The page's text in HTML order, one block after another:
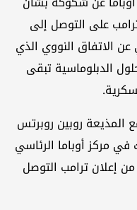
على التوصل إلى
الاتفاق النووي الذي
مؤكداً أن الحلول الدبلوماسية تبقى
المذيعة روبين روبرتس
في مركز أوباما الرئاسي
إعلان ترامب التوصل